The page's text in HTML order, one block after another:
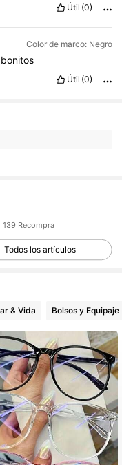
Útil (0)
Color de marco: Negro
bonitos
Útil (0)
139 Recompra
Todos los artículos
& Vida Bolsos y Equipaje